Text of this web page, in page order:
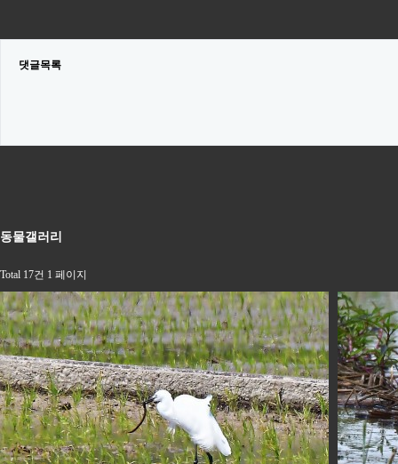
댓글목록
동물갤러리
Total 17건 1 페이지